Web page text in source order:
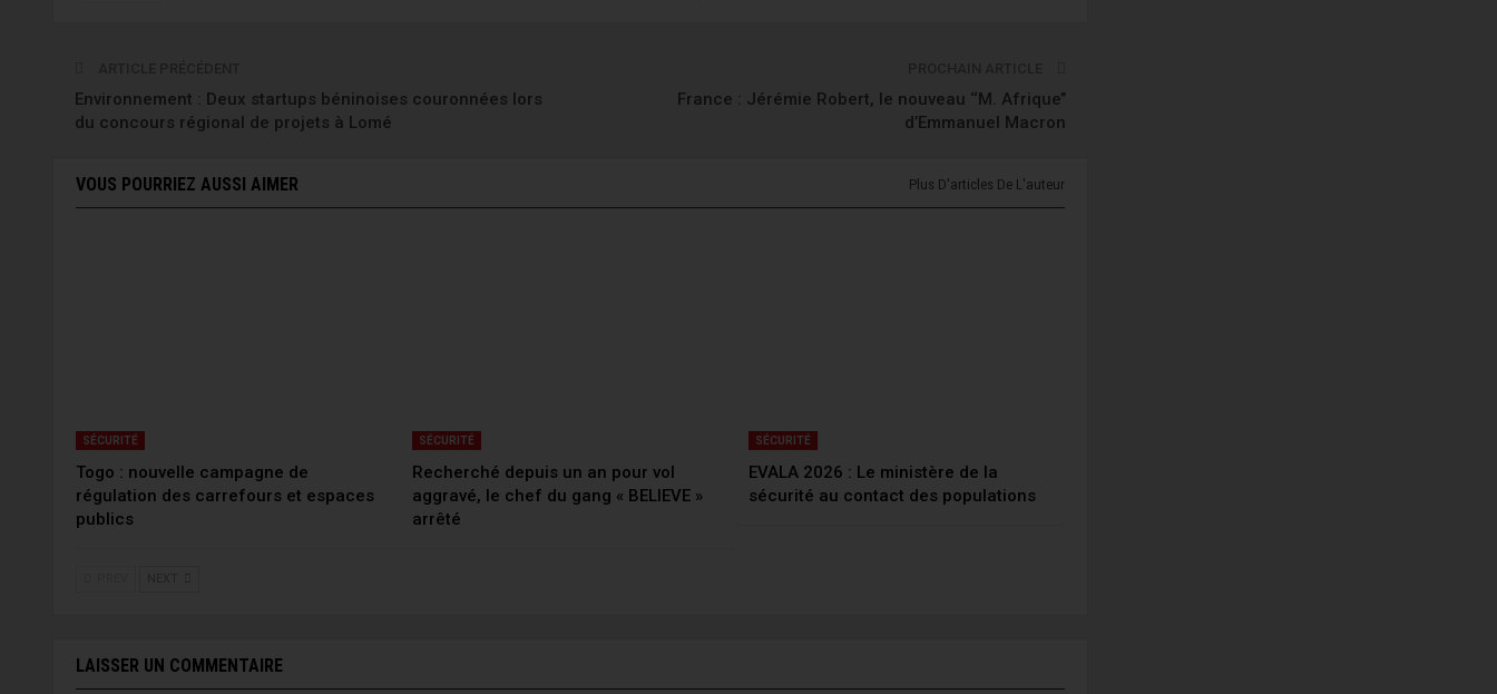
Environnement : Deux startups béninoises couronnées lors
du concours régional de projets à Lomé
France : Jérémie Robert, le nouveau ‘‘M. Afrique’’
d’Emmanuel Macron
VOUS POURRIEZ AUSSI AIMER Plus D'articles De L'auteur
SÉCURITÉ
Togo : nouvelle campagne de
régulation des carrefours et espaces
publics
SÉCURITÉ
Recherché depuis un an pour vol
aggravé, le chef du gang « BELIEVE »
arrêté
SÉCURITÉ
EVALA 2026 : Le ministère de la
sécurité au contact des populations
LAISSER UN COMMENTAIRE